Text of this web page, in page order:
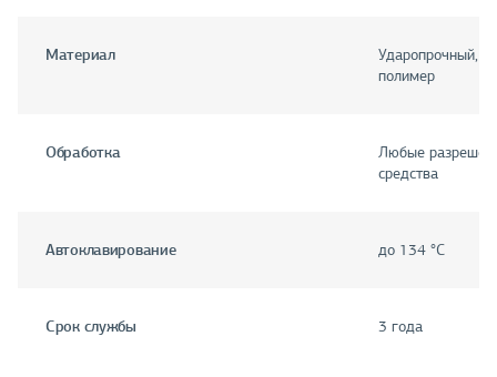
Материал
Ударопрочный,
полимер
Обработка
Любые
средства
Автоклавирование до 134 °С
Срок службы 3 года